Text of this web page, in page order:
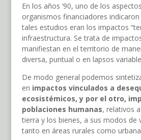
En los años ‘90, uno de los
organismos financiadores
tales estudios eran los impactos
infraestructura. Se trata de
manifiestan en el territorio de
diversa, puntual o en lapsos
De modo general podemos
en impactos vinculados a
ecosistémicos, y por el otro,
poblaciones humanas, relativos
tierra y los bienes, a sus modos de
tanto en áreas rurales como